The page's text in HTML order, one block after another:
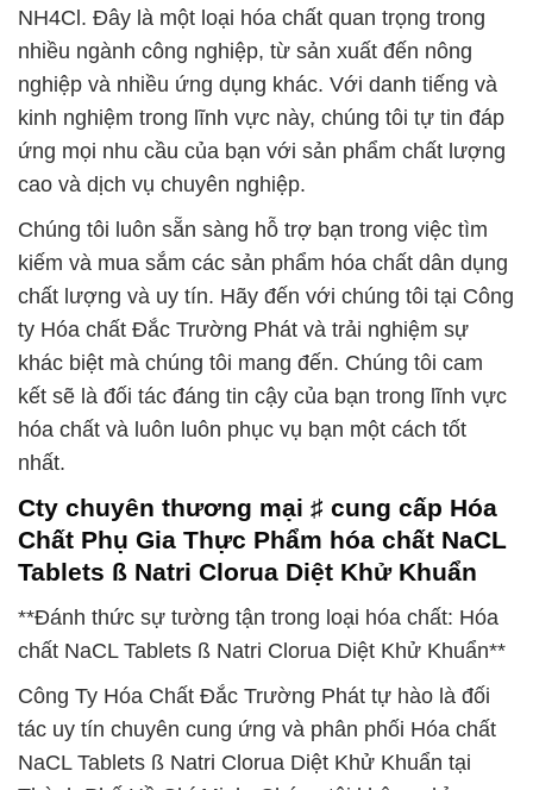
NH4Cl. Đây là một loại hóa chất quan trọng trong
nhiều ngành công nghiệp, từ sản xuất đến nông
nghiệp và nhiều ứng dụng khác. Với danh tiếng và
kinh nghiệm trong lĩnh vực này, chúng tôi tự tin đáp
ứng mọi nhu cầu của bạn với sản phẩm chất lượng
cao và dịch vụ chuyên nghiệp.
Chúng tôi luôn sẵn sàng hỗ trợ bạn trong việc tìm
kiếm và mua sắm các sản phẩm hóa chất dân dụng
chất lượng và uy tín. Hãy đến với chúng tôi tại Công
ty Hóa chất Đắc Trường Phát và trải nghiệm sự
khác biệt mà chúng tôi mang đến. Chúng tôi cam
kết sẽ là đối tác đáng tin cậy của bạn trong lĩnh vực
hóa chất và luôn luôn phục vụ bạn một cách tốt
nhất.
Cty chuyên thương mại ♯ cung cấp Hóa
Chất Phụ Gia Thực Phẩm hóa chất NaCL
Tablets ß Natri Clorua Diệt Khử Khuẩn
**Đánh thức sự tường tận trong loại hóa chất: Hóa
chất NaCL Tablets ß Natri Clorua Diệt Khử Khuẩn**
Công Ty Hóa Chất Đắc Trường Phát tự hào là đối
tác uy tín chuyên cung ứng và phân phối Hóa chất
NaCL Tablets ß Natri Clorua Diệt Khử Khuẩn tại